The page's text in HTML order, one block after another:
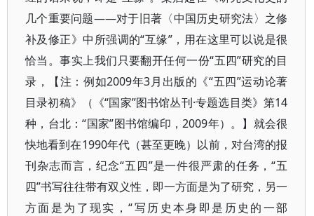
几个重要问题——对于旧著〈中国历史研究法〉之修
补及修正》中所强调的“互缘”，用在这里可以说是很
恰当。事实上我们只要翻开任何一份“五四”研究的目
录，【注：例如2009年3月出版的《“五四”运动论著
目录初稿》（《“国家”图书馆丛刊·专题选目类》第14
种，台北：“国家”图书馆编印，2009年）。】就会很
快地看到在1990年代（甚至更晚）以前，对台湾的报
刊杂志而言，纪念“五四”是一件很严肃的任务，“五
四”书写往往带有双义性，即一方面是为了研究，另一
方面是为了现实，“写历史本身即是历史的一部